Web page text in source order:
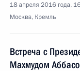
18 апреля 2016 года,
Москва, Кремль
Встреча с
Махмудом